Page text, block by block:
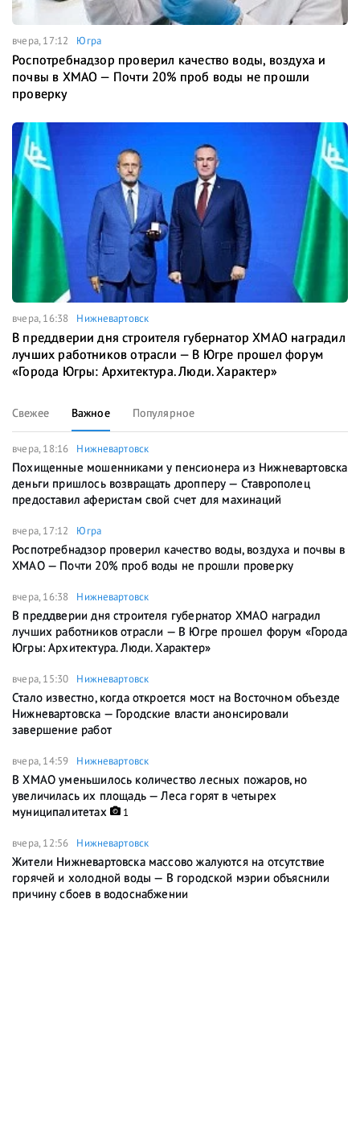
вчера, 17:12 Югра
Роспотребнадзор проверил качество воды, воздуха и
почвы в ХМАО — Почти 20% проб воды не прошли
проверку
вчера, 16:38 Нижневартовск
В преддверии дня строителя губернатор ХМАО наградил
лучших работников отрасли — В Югре прошел форум
«Города Югры: Архитектура. Люди. Характер»
Свежее Важное Популярное
вчера, 18:16 Нижневартовск
Похищенные мошенниками у пенсионера из Нижневартовска
деньги пришлось возвращать дропперу — Ставрополец
предоставил аферистам свой счет для махинаций
вчера, 17:12 Югра
Роспотребнадзор проверил качество воды, воздуха и почвы в
ХМАО — Почти 20% проб воды не прошли проверку
вчера, 16:38 Нижневартовск
В преддверии дня строителя губернатор ХМАО наградил
лучших работников отрасли — В Югре прошел форум «Города
Югры: Архитектура. Люди. Характер»
вчера, 15:30 Нижневартовск
Стало известно, когда откроется мост на Восточном объезде
Нижневартовска — Городские власти анонсировали
завершение работ
вчера, 14:59 Нижневартовск
В ХМАО уменьшилось количество лесных пожаров, но
увеличилась их площадь — Леса горят в четырех
муниципалитетах
1
вчера, 12:56 Нижневартовск
Жители Нижневартовска массово жалуются на отсутствие
горячей и холодной воды — В городской мэрии объяснили
причину сбоев в водоснабжении